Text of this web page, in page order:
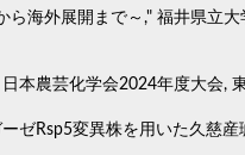
海外展開まで～," 福井県立
本農芸化学会2024年度大会,
ゼRsp5変異株を用いた久慈